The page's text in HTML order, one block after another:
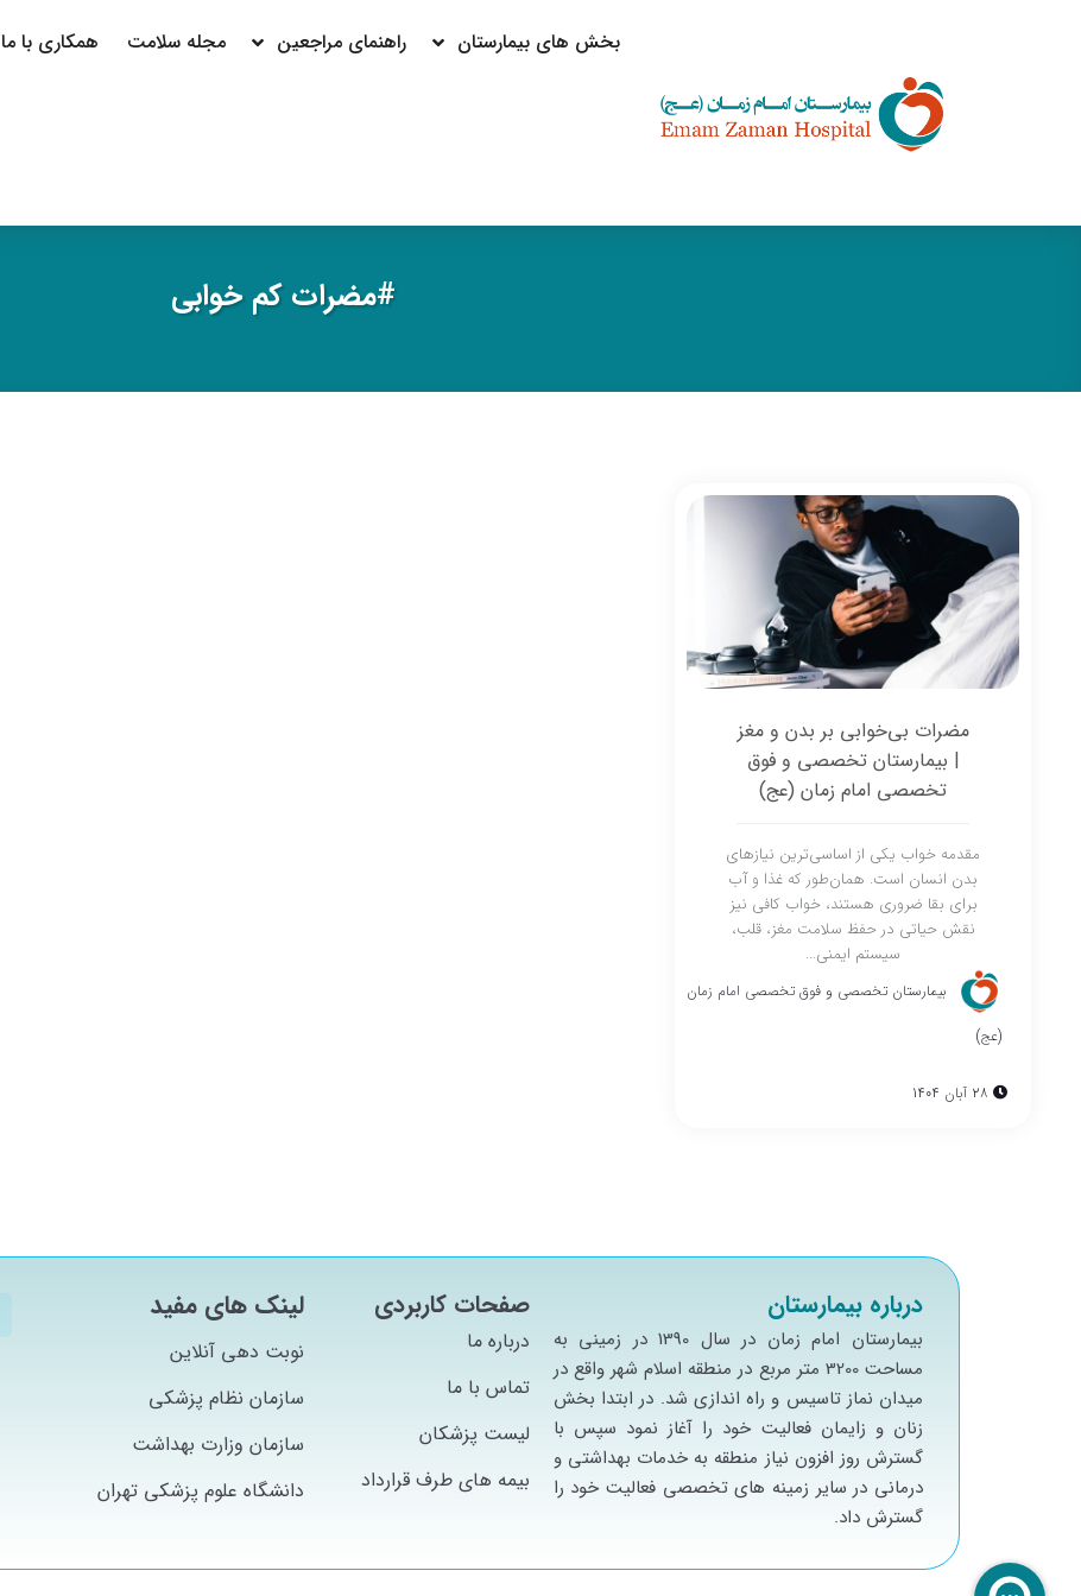
بخش های بیمارستان راهنمای مراجعین مجله سلامت همکاری با ما
#مضرات کم خوابی
مضرات بی‌خوابی بر بدن و مغز
| بیمارستان تخصصی و فوق
تخصصی امام زمان (عج)
مقدمه خواب یکی از اساسی‌ترین نیازهای
بدن انسان است. همان‌طور که غذا و آب
برای بقا ضروری هستند، خواب کافی نیز
نقش حیاتی در حفظ سلامت مغز، قلب،
سیستم ایمنی...
بیمارستان تخصصی و فوق تخصصی امام زمان
(عج)
درباره بیمارستان
بيمارستان امام زمان در سال 1390 در زميني به
مساحت 3200 متر مربع در منطقه اسلام شهر واقع در
ميدان نماز تاسيس و راه اندازي شد. در ابتدا بخش
زنان و زايمان فعاليت خود را آغاز نمود سپس با
گسترش روز افزون نياز منطقه به خدمات بهداشتي و
درماني در ساير زمينه هاي تخصصي فعاليت خود را
گسترش داد.
صفحات کاربردی
درباره ما
تماس با ما
لیست پزشکان
بیمه های طرف قرارداد
لینک های مفید
نوبت دهی آنلاین
سازمان نظام پزشکی
سازمان وزارت بهداشت
دانشگاه علوم پزشکی تهران